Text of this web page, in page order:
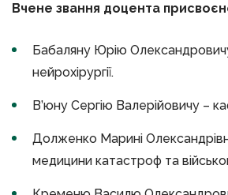
Вчене звання доцента
Бабаляну Юрію
нейрохірургії.
В’юну Сергію Валерійовичу –
Долженко Марині
медицини катастроф та